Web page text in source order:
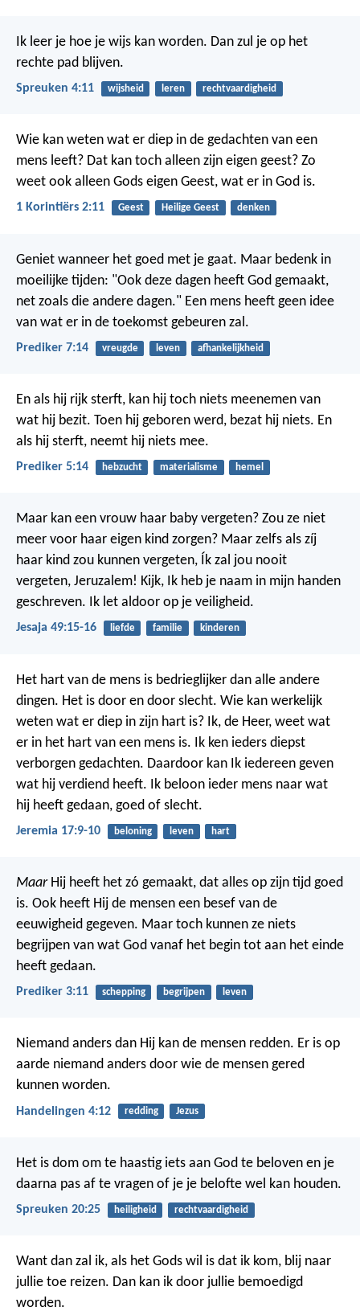
Ik leer je hoe je wijs kan worden. Dan zul je op het
rechte pad blijven.
Spreuken 4:11 wijsheid leren rechtvaardigheid
Wie kan weten wat er diep in de gedachten van een
mens leeft? Dat kan toch alleen zijn eigen geest? Zo
weet ook alleen Gods eigen Geest, wat er in God is.
1 Korintiërs 2:11 Geest Heilige Geest denken
Geniet wanneer het goed met je gaat. Maar bedenk in
moeilijke tijden: "Ook deze dagen heeft God gemaakt,
net zoals die andere dagen." Een mens heeft geen idee
van wat er in de toekomst gebeuren zal.
Prediker 7:14 vreugde leven afhankelijkheid
En als hij rijk sterft, kan hij toch niets meenemen van
wat hij bezit. Toen hij geboren werd, bezat hij niets. En
als hij sterft, neemt hij niets mee.
Prediker 5:14 hebzucht materialisme hemel
Maar kan een vrouw haar baby vergeten? Zou ze niet
meer voor haar eigen kind zorgen? Maar zelfs als zíj
haar kind zou kunnen vergeten, Ík zal jou nooit
vergeten, Jeruzalem! Kijk, Ik heb je naam in mijn handen
geschreven. Ik let aldoor op je veiligheid.
Jesaja 49:15-16 liefde familie kinderen
Het hart van de mens is bedrieglijker dan alle andere
dingen. Het is door en door slecht. Wie kan werkelijk
weten wat er diep in zijn hart is? Ik, de Heer, weet wat
er in het hart van een mens is. Ik ken ieders diepst
verborgen gedachten. Daardoor kan Ik iedereen geven
wat hij verdiend heeft. Ik beloon ieder mens naar wat
hij heeft gedaan, goed of slecht.
Jeremia 17:9-10 beloning leven hart
MaarHij heeft het zó gemaakt, dat alles op zijn tijd goed
is. Ook heeft Hij de mensen een besef van de
eeuwigheid gegeven. Maar toch kunnen ze niets
begrijpen van wat God vanaf het begin tot aan het einde
heeft gedaan.
Prediker 3:11 schepping begrijpen leven
Niemand anders dan Hij kan de mensen redden. Er is op
aarde niemand anders door wie de mensen gered
kunnen worden.
Handelingen 4:12 redding Jezus
Het is dom om te haastig iets aan God te beloven en je
daarna pas af te vragen of je je belofte wel kan houden.
Spreuken 20:25 heiligheid rechtvaardigheid
Want dan zal ik, als het Gods wil is dat ik kom, blij naar
jullie toe reizen. Dan kan ik door jullie bemoedigd
worden.